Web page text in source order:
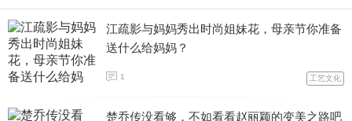
江疏影与妈妈秀出时尚姐妹花，母亲节你准备
送什么给妈妈？
1 工艺文化
楚乔传没看够，不如看看赵丽颖的变美之路吧